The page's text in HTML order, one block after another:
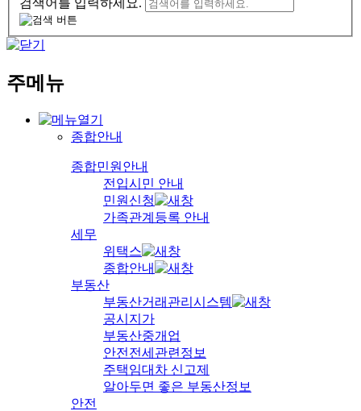
검색어를 입력하세요.
주메뉴
종합안내
종합민원안내
전입시민 안내
민원신청
가족관계등록 안내
세무
위택스
종합안내
부동산
부동산거래관리시스템
공시지가
부동산중개업
안전전세관련정보
주택임대차 신고제
알아두면 좋은 부동산정보
안전